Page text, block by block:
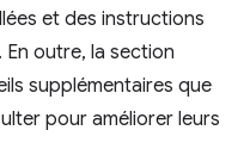
et des instructions
outre, la section
supplémentaires que
pour améliorer leurs